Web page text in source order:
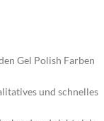
Gel Polish Farben
und schnelles